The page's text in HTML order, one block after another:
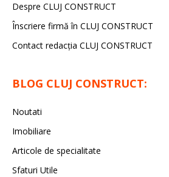
Despre CLUJ CONSTRUCT
Înscriere firmă în CLUJ CONSTRUCT
Contact redacția CLUJ CONSTRUCT
BLOG CLUJ CONSTRUCT:
Noutati
Imobiliare
Articole de specialitate
Sfaturi Utile